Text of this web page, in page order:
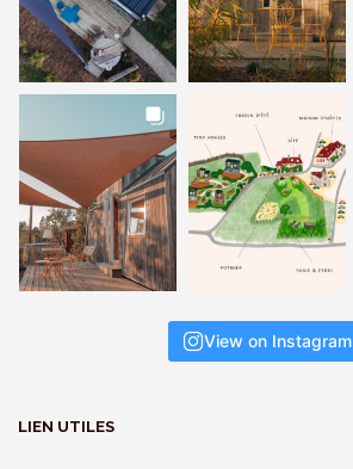
View on Instagram
LIEN UTILES